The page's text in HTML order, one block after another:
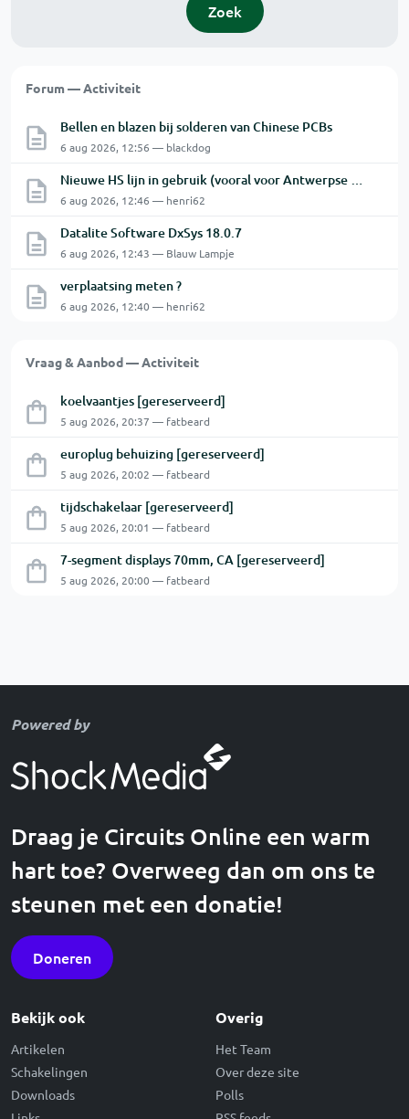
Zoek
Forum — Activiteit
Bellen en blazen bij solderen van Chinese PCBs
6 aug 2026, 12:56 — blackdog
Nieuwe HS lijn in gebruik (vooral voor Antwerpse haven en een beetje NL)
6 aug 2026, 12:46 — henri62
Datalite Software DxSys 18.0.7
6 aug 2026, 12:43 — Blauw Lampje
verplaatsing meten ?
6 aug 2026, 12:40 — henri62
Vraag & Aanbod — Activiteit
koelvaantjes [gereserveerd]
5 aug 2026, 20:37 — fatbeard
europlug behuizing [gereserveerd]
5 aug 2026, 20:02 — fatbeard
tijdschakelaar [gereserveerd]
5 aug 2026, 20:01 — fatbeard
7-segment displays 70mm, CA [gereserveerd]
5 aug 2026, 20:00 — fatbeard
Powered by
Draag je Circuits Online een warm
hart toe? Overweeg dan om ons te
steunen met een donatie!
Doneren
Bekijk ook
Artikelen
Schakelingen
Downloads
Overig
Het Team
Over deze site
Polls